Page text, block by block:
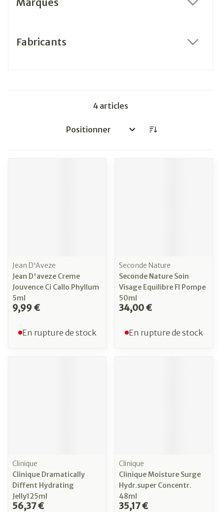
Fabricants
4 articles
Trier par:
Jean D'Aveze
Jean D'aveze Creme
Jouvence Ci Callo Phyllum
5ml
9,99 €
En rupture de stock
Seconde Nature
Seconde Nature Soin
Visage Equilibre Fl Pompe
50ml
34,00 €
En rupture de stock
Clinique
Clinique Dramatically
Diffent Hydrating
Jelly125ml
56,37 €
Clinique
Clinique Moisture Surge
Hydr.super Concentr.
48ml
35,17 €